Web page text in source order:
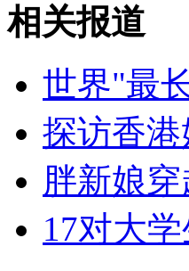
女大学生称受骚扰 年薪
山西运城恶犬咬伤多
女孩北京地铁殴打老人
无痛分娩是否安全 医生
相关报道
世界"最
探访香
胖新娘
17对大